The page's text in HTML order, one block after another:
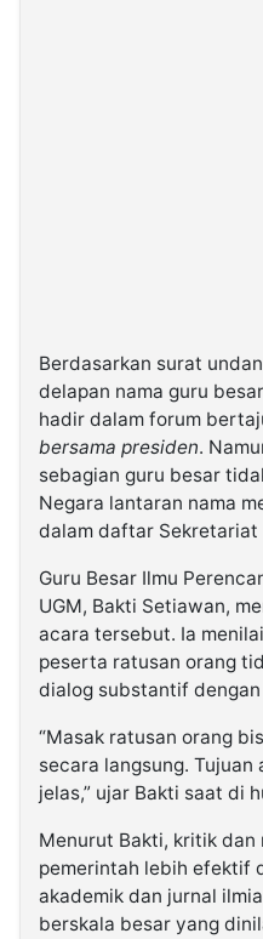
Berdasarkan surat
delapan nama guru
hadir dalam forum
bersama presiden.
sebagian guru besar
Negara lantaran nama
dalam daftar Sekretariat
Guru Besar Ilmu
UGM, Bakti Setiawan,
acara tersebut. Ia
peserta ratusan orang
dialog substantif
“Masak ratusan orang
secara langsung.
jelas,” ujar Bakti saat di
Menurut Bakti, kritik dan
pemerintah lebih efektif
akademik dan jurnal
berskala besar yang